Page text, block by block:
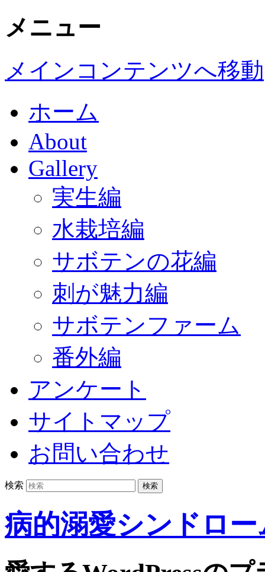
メニュー
メインコンテンツへ移動
ホーム
About
Gallery
実生編
水栽培編
サボテンの花編
刺が魅力編
サボテンファーム
番外編
アンケート
サイトマップ
お問い合わせ
検索
病的溺愛シンドロー